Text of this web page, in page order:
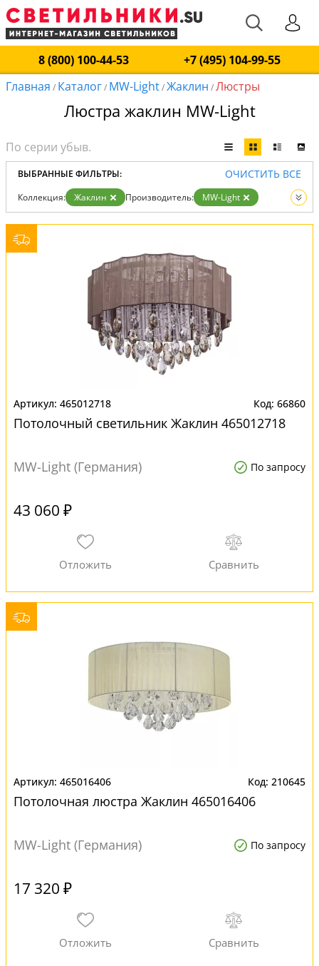
8 (800) 100-44-53
+7 (495) 104-99-55
Главная / Каталог/ MW-Light/Жаклин /Люстры
Люстра жаклин MW-Light
ВЫБРАННЫЕ ФИЛЬТРЫ: ОЧИСТИТЬ ВСЕ
Коллекция: Жаклин Производитель:
MW-Light
Вид:
Люстры
465012718 66860
Потолочный светильник Жаклин 465012718
MW-Light (Германия) По запросу
43 060 ₽
465016406 210645
Потолочная люстра Жаклин 465016406
MW-Light (Германия) По запросу
17 320 ₽